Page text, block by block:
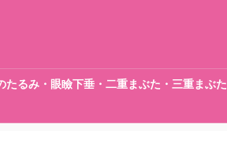
たるみ・眼瞼下垂・二重まぶた・三重まぶた